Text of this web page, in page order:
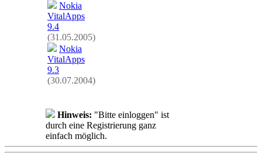
Nokia
VitalApps
9.4
(31.05.2005)
Nokia
VitalApps
9.3
(30.07.2004)
Hinweis: "Bitte einloggen" ist
durch eine Registrierung ganz
einfach möglich.